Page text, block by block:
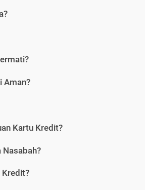
Aman?
Kartu Kredit?
Nasabah?
Kredit?